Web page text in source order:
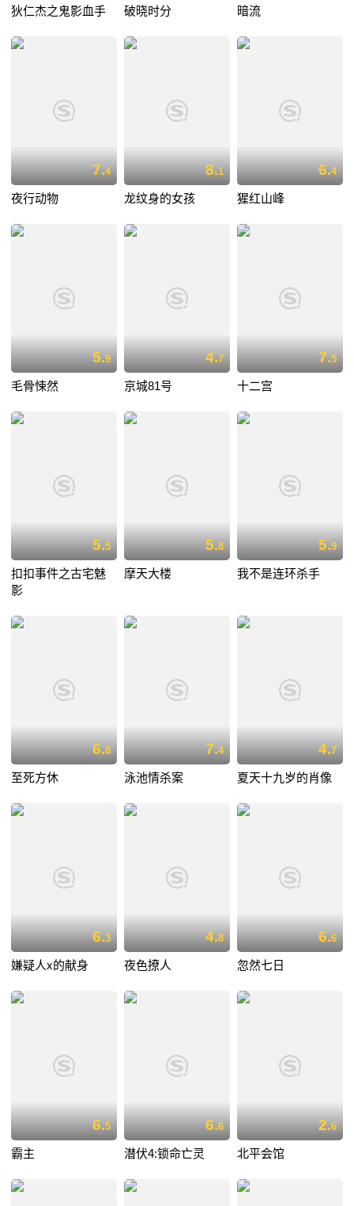
狄仁杰之鬼影血手 破晓时分 暗流
7.4
夜行动物
8.1
龙纹身的女孩
6.4
猩红山峰
5.9
毛骨悚然
4.7
京城81号
7.5
十二宫
5.5
扣扣事件之古宅魅
影
5.8
摩天大楼
5.9
我不是连环杀手
6.8
至死方休
7.4
泳池情杀案
4.7
夏天十九岁的肖像
6.3
嫌疑人x的献身
4.8
夜色撩人
6.6
忽然七日
6.5
霸主
6.6
潜伏4:锁命亡灵
2.6
北平会馆